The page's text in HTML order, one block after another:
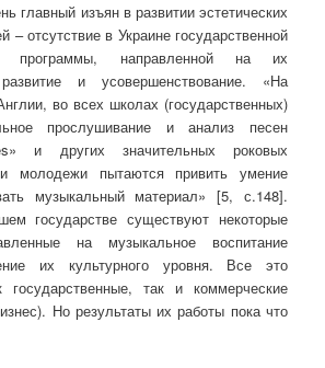
главный изъян в развитии эстетических
– отсутствие в Украине государственной
программы, направленной на их
развитие и усовершенствование. «На
во всех школах (государственных)
прослушивание и анализ песен
и других значительных роковых
молодежи пытаются привить умение
музыкальный материал» [5, с.148].
государстве существуют некоторые
на музыкальное воспитание
их культурного уровня. Все это
государственные, так и коммерческие
Но результаты их работы пока что